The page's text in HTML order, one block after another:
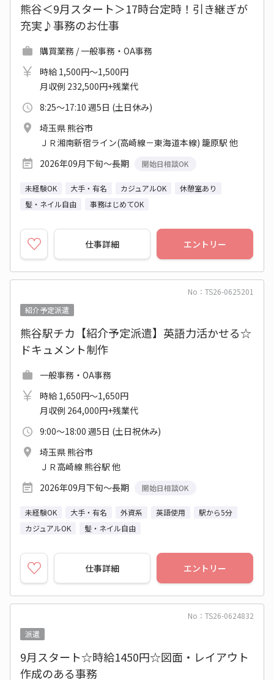
熊谷＜9月スタート＞17時台定時！引き継ぎが
充実♪事務のお仕事
購買業務 / 一般事務・OA事務
時給 1,500円～1,500円
月収例 232,500円+残業代
8:25～17:10 週5日 (土日休み)
埼玉県 熊谷市
ＪＲ湘南新宿ライン(高崎線－東海道本線) 籠原駅 他
2026年09月下旬～長期
開始日相談OK
未経験OK 大手・有名 カジュアルOK
休憩室あり
髪・ネイル自由
事務はじめてOK
仕事詳細 エントリー
No：TS26-0625201
紹介予定派遣
熊谷駅チカ【紹介予定派遣】英語力活かせる☆
ドキュメント制作
一般事務・OA事務
時給 1,650円～1,650円
月収例 264,000円+残業代
9:00～18:00 週5日 (土日祝休み)
埼玉県 熊谷市
ＪＲ高崎線 熊谷駅 他
2026年09月下旬～長期
開始日相談OK
未経験OK 大手・有名 外資系 英語使用
駅から5分
カジュアルOK
髪・ネイル自由
仕事詳細 エントリー
No：TS26-0624832
派遣
9月スタート☆時給1450円☆図面・レイアウト
作成のある事務